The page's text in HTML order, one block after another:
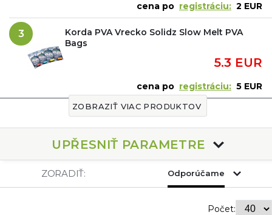
cena po registráciu: 2 EUR
3
Korda PVA Vrecko Solidz Slow Melt PVA
Bags
5.3 EUR
cena po registráciu: 5 EUR
ZOBRAZIŤ VIAC PRODUKTOV
UPŘESNIŤ PARAMETRE
ZORADIŤ: Odporúčame
Počet: